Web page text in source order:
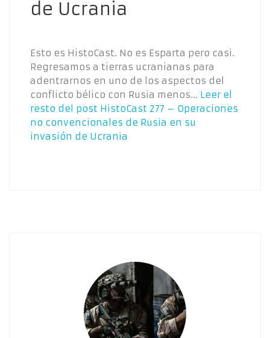
de Ucrania
Esto es HistoCast. No es Esparta pero casi.
Regresamos a tierras ucranianas para
adentrarnos en uno de los aspectos del
conflicto bélico con Rusia menos… Leer el
resto del post HistoCast 277 – Operaciones
no convencionales de Rusia en su
invasión de Ucrania